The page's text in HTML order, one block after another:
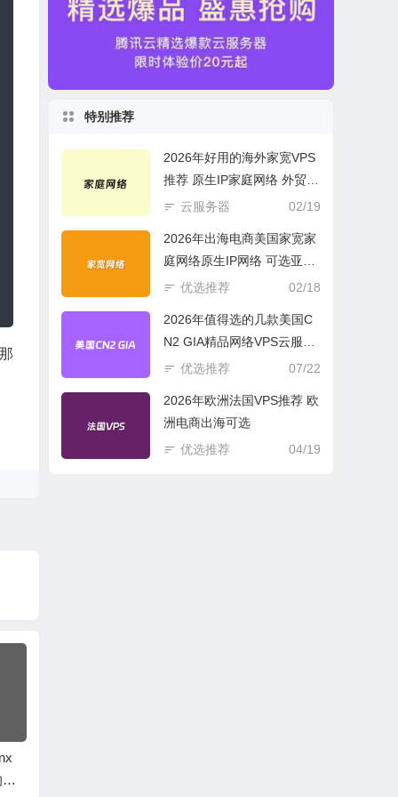
特别推荐
2026年好用的海外家宽VPS
推荐 原生IP家庭网络 外贸电
商必选
02/19
云服务器
2026年出海电商美国家宽家
庭网络原生IP网络 可选亚欧
美云服务器
02/18
优选推荐
2026年值得选的几款美国C
N2 GIA精品网络VPS云服务
器推荐
07/22
优选推荐
2026年欧洲法国VPS推荐 欧
洲电商出海可选
04/19
优选推荐